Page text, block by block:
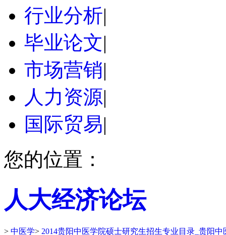
行业分析|
毕业论文|
市场营销|
人力资源|
国际贸易|
您的位置：
人大经济论坛
> 中医学> 2014贵阳中医学院硕士研究生招生专业目录_贵阳中